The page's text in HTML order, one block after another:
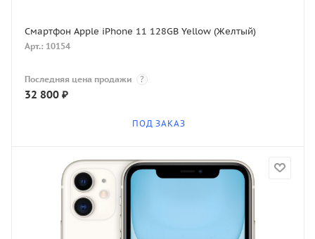
Смартфон Apple iPhone 11 128GB Yellow (Желтый)
Арт.: 10154
Последняя цена продажи ?
32 800 ₽
ПОД ЗАКАЗ